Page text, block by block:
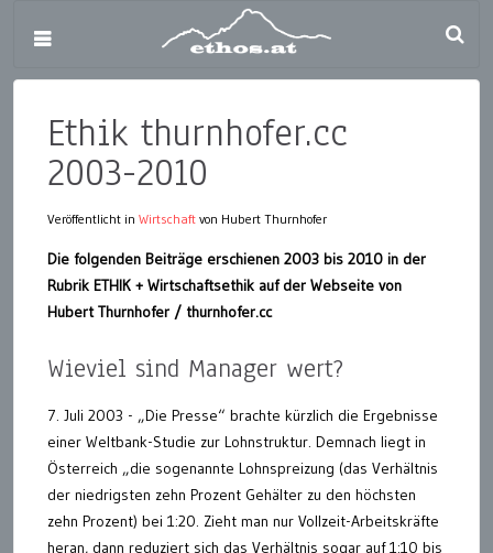
Ethik thurnhofer.cc
2003-2010
Veröffentlicht in Wirtschaft von Hubert Thurnhofer
Die folgenden Beiträge erschienen 2003 bis 2010 in der
Rubrik ETHIK + Wirtschaftsethik auf der Webseite von
Hubert Thurnhofer / thurnhofer.cc
Wieviel sind Manager wert?
7. Juli 2003 - „Die Presse“ brachte kürzlich die Ergebnisse
einer Weltbank-Studie zur Lohnstruktur. Demnach liegt in
Österreich „die sogenannte Lohnspreizung (das Verhältnis
der niedrigsten zehn Prozent Gehälter zu den höchsten
zehn Prozent) bei 1:20. Zieht man nur Vollzeit-Arbeitskräfte
heran, dann reduziert sich das Verhältnis sogar auf 1:10 bis